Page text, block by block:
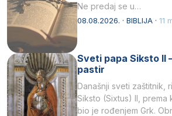
Ne predaj se u…
08.08.2026. · BIBLIJA · 11
Sveti papa Siksto II
pastir
Današnji sveti zaštitnik,
Siksto (Sixtus) II, prema
bio je rođenjem Grk.